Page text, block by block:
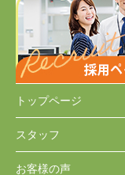
トップページ
スタッフ
お客様の声